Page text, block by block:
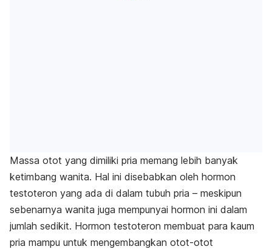
Massa otot yang dimiliki pria memang lebih banyak
ketimbang wanita. Hal ini disebabkan oleh hormon
testoteron yang ada di dalam tubuh pria – meskipun
sebenarnya wanita juga mempunyai hormon ini dalam
jumlah sedikit. Hormon testoteron membuat para kaum
pria mampu untuk mengembangkan otot-otot